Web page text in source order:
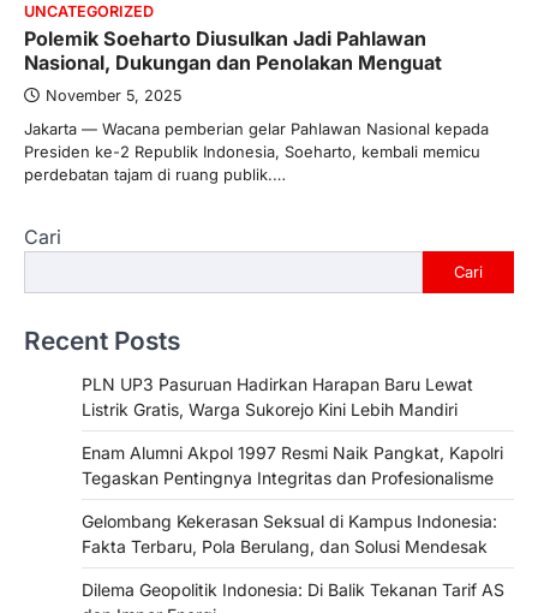
UNCATEGORIZED
Polemik Soeharto Diusulkan Jadi Pahlawan
Nasional, Dukungan dan Penolakan Menguat
November 5, 2025
Jakarta — Wacana pemberian gelar Pahlawan Nasional kepada
Presiden ke-2 Republik Indonesia, Soeharto, kembali memicu
perdebatan tajam di ruang publik.…
Cari
Cari
Recent Posts
PLN UP3 Pasuruan Hadirkan Harapan Baru Lewat
Listrik Gratis, Warga Sukorejo Kini Lebih Mandiri
Enam Alumni Akpol 1997 Resmi Naik Pangkat, Kapolri
Tegaskan Pentingnya Integritas dan Profesionalisme
Gelombang Kekerasan Seksual di Kampus Indonesia:
Fakta Terbaru, Pola Berulang, dan Solusi Mendesak
Dilema Geopolitik Indonesia: Di Balik Tekanan Tarif AS